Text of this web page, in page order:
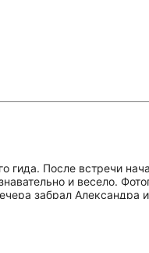
гида. После встречи
и весело.
забрал Александра
а это многого